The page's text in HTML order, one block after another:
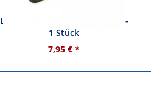
Löffel aus Rinderhorn - 16 cm -
1 Stück
7,95 € *